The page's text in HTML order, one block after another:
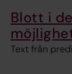
Blott i
Text från